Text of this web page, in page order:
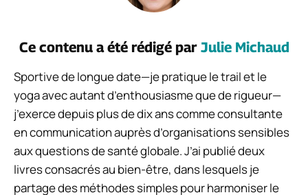
Ce contenu a été rédigé par Julie Michaud
Sportive de longue date—je pratique le trail et le
yoga avec autant d’enthousiasme que de rigueur—
j’exerce depuis plus de dix ans comme consultante
en communication auprès d’organisations sensibles
aux questions de santé globale. J’ai publié deux
livres consacrés au bien-être, dans lesquels je
partage des méthodes simples pour harmoniser le